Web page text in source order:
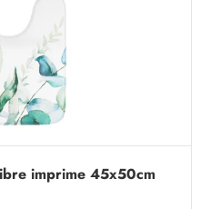
imprime 45x50cm